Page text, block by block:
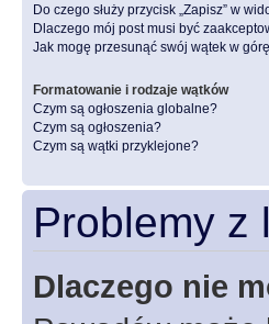
Do czego służy przycisk „Zapisz” w
Dlaczego mój post musi być
Jak mogę przesunąć swój wątek w
Formatowanie i rodzaje wątków
Czym są ogłoszenia globalne?
Czym są ogłoszenia?
Czym są wątki przyklejone?
Problemy z
Dlaczego nie